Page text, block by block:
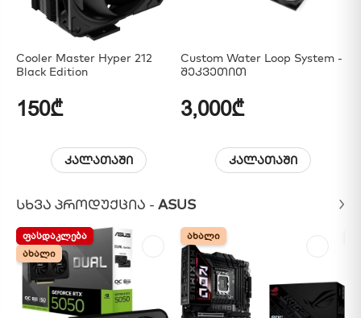
Cooler Master Hyper 212
Black Edition
150₾
კალათაში
Custom Water Loop System -
Შეკვეთით
3,000₾
კალათაში
ᲡᲮᲕᲐ ᲞᲠᲝᲓᲣᲥᲪᲘᲐ - ASUS
ᲤᲐᲡᲓᲐᲙᲚᲔᲑᲐ
ᲐᲮᲐᲚᲘ
ᲤᲐᲡᲓᲐᲙᲚᲔᲑᲐ
ᲐᲮᲐᲚᲘ
ᲐᲮᲐᲚᲘ
ᲐᲮᲐᲚᲘ